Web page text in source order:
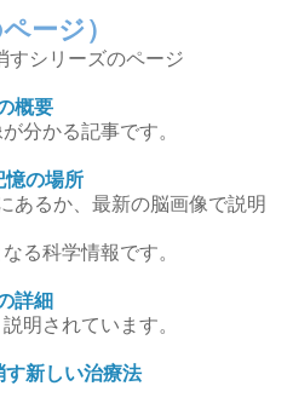
ージ）
すシリーズのページ
概要
分かる記事です。
の場所
あるか、最新の脳画像で説明
る科学情報です。
詳細
明されています。
す新しい治療法